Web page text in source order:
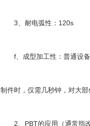
3、耐电弧性： 120s
f、成型加工性：普通设
制件时，仅需几秒钟，对大
2、 PBT的应用（通常指